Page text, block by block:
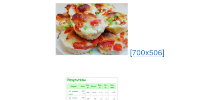
[700x506]